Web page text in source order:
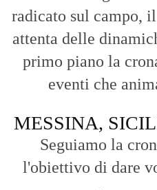
l'obiettivo di dare
Diamo molta
La Nostra Filosofia
Aggiornamenti tempestivi:
connessi con la realtà dello